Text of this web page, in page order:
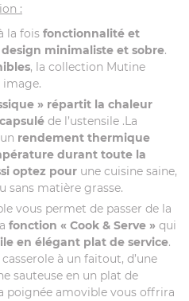
:
la fois fonctionnalité et
design minimaliste et sobre.
, la collection Mutine
» répartit la chaleur
de l’ustensile .La
rendement thermique
durant toute la
optez pour une cuisine saine,
sans matière grasse.
vous permet de passer de la
fonction « Cook & Serve » qui
en élégant plat de service.
casserole à un faitout, d’une
sauteuse en un plat de
poignée amovible vous offrira